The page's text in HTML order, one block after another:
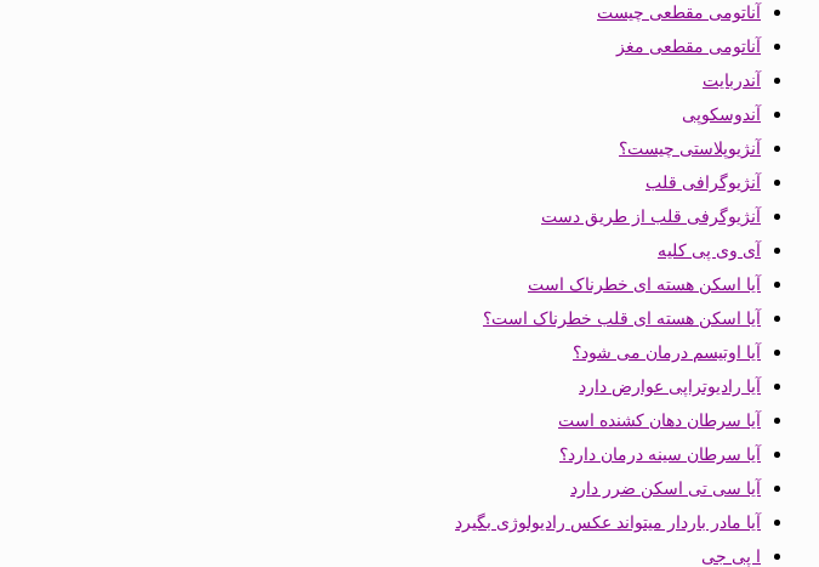
آناتومی مقطعی چیست
آناتومی مقطعی مغز
آندربایت
آندوسکوپی
آنژیوپلاستی چیست؟
آنژیوگرافی قلب
آنژیوگرفی قلب از طریق دست
آی وی پی کلیه
آیا اسکن هسته ای خطرناک است
آیا اسکن هسته ای قلب خطرناک است؟
آیا اوتیسم درمان می شود؟
آیا رادیوتراپی عوارض دارد
آیا سرطان دهان کشنده است
آیا سرطان سینه درمان دارد؟
آیا سی تی اسکن ضرر دارد
آیا مادر باردار میتواند عکس رادیولوژی بگیرد
ا پی جی